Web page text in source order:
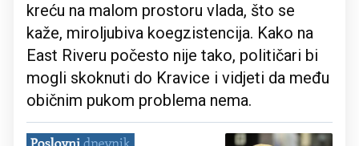
kreću na malom prostoru vlada, što se
kaže, miroljubiva koegzistencija. Kako na
East Riveru počesto nije tako, političari bi
mogli skoknuti do Kravice i vidjeti da među
običnim pukom problema nema.